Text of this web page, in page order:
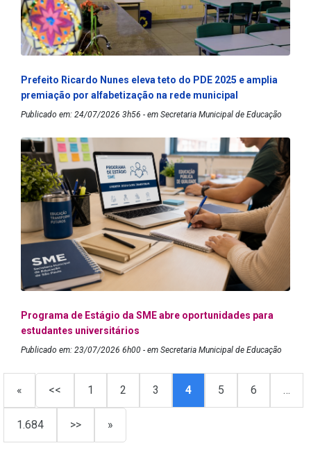
Prefeito Ricardo Nunes eleva teto do PDE 2025 e amplia
premiação por alfabetização na rede municipal
Publicado em: 24/07/2026 3h56 - em Secretaria Municipal de Educação
Programa de Estágio da SME abre oportunidades para
estudantes universitários
Publicado em: 23/07/2026 6h00 - em Secretaria Municipal de Educação
« << 1 2 3 4 5 6 …
1.684 >> »